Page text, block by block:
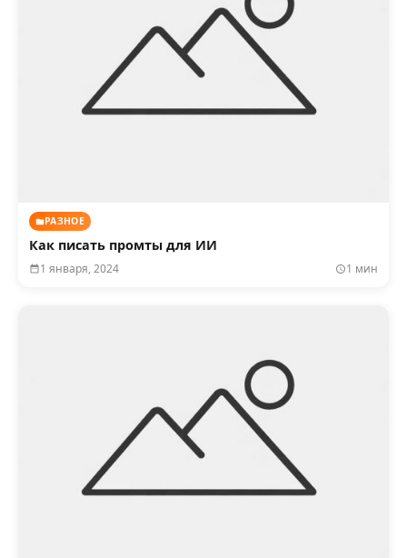
РАЗНОЕ
Как писать промты для ИИ
1 января, 2024 1 мин